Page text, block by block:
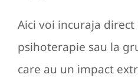
Aici voi incuraja direct
psihoterapie sau la
care au un impact